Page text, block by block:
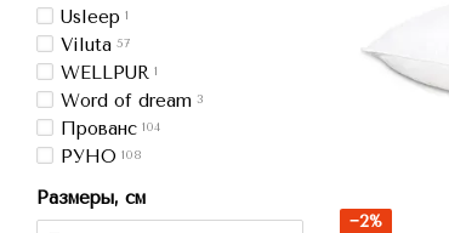
−2%
Usleep 1
Viluta 57
WELLPUR 1
Word of dream 3
Прованс 104
РУНО 108
Размеры, см